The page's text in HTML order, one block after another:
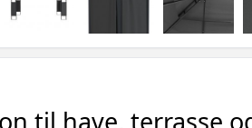
til have, terrasse